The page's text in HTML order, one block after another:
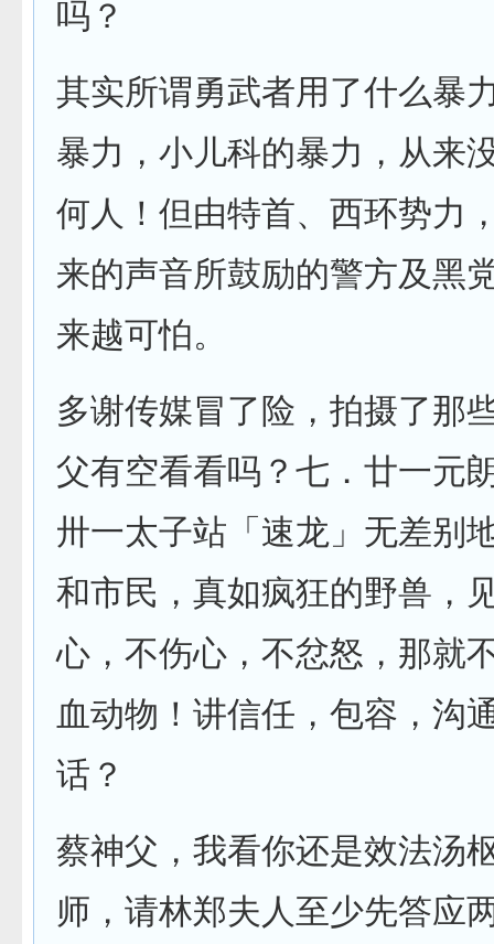
吗？
其实所谓勇武者用了什么暴
暴力，小儿科的暴力，从来
何人！但由特首、西环势力
来的声音所鼓励的警方及黑
来越可怕。
多谢传媒冒了险，拍摄了那
父有空看看吗？七．廿一元
卅一太子站「速龙」无差别
和市民，真如疯狂的野兽，
心，不伤心，不忿怒，那就
血动物！讲信任，包容，沟
话？
蔡神父，我看你还是效法汤
师，请林郑夫人至少先答应